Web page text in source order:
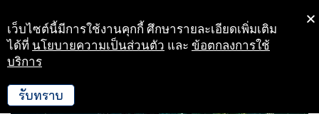
Skip
to
เว็บไซต์นี้มีการใช้งานคุกกี้ ศึกษารายละเอียดเพิ่มเติม
ได้ที่ นโยบายความเป็นส่วนตัว และ ข้อตกลงการใช้
บริการ
รับทราบ